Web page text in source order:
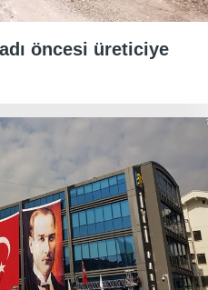
öncesi üreticiye